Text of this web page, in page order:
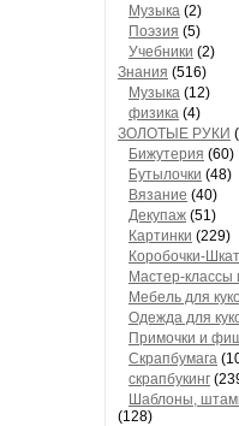
Музыкa (2)
Поэзия (5)
Учебники (2)
Знания (516)
Музыкa (12)
физика (4)
ЗОЛОТЫЕ РУКИ
Бижутерия (60)
Бутылочки (48)
Вязaние (40)
Декупaж (51)
Кaртинки (229)
Коробочки-
Мастер-классы
Мебель для
Одеждa для
Примочки и
Скрaпбумaгa
скрапбукинг
Шaблоны,
(128)